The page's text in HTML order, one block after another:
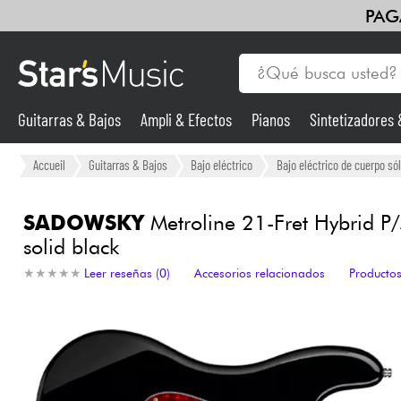
Guitarras & Bajos
Sintetizadores & samplers
Micros
Violines y cuarteto
Guitarras & Bajos Ampli & Efectos Pianos
Sintetizadores
Accueil Guitarras & Bajos Bajo eléctrico Bajo eléctrico de cuerpo
SADOWSKYMetroline 21-Fret Hybrid P/
solid black
★ ★ ★ ★ ★
★ ★ ★ ★ ★ Leer reseñas (0) Accesorios relacionados